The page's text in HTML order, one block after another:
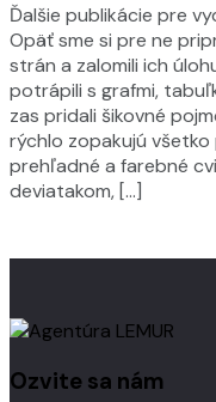
Ďalšie publikácie pre
Opäť sme si pre ne
strán a zalomili ich
potrápili s grafmi,
zas pridali šikovné
rýchlo zopakujú
prehľadné a farebné
deviatakom, […]
Ozvite sa nám